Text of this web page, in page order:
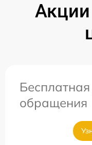
Акции
обращения